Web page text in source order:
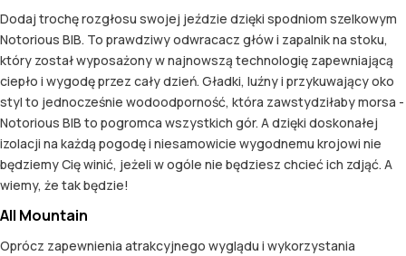
Dodaj trochę rozgłosu swojej jeździe dzięki spodniom szelkowym
Notorious BIB. To prawdziwy odwracacz głów i zapalnik na stoku,
który został wyposażony w najnowszą technologię zapewniającą
ciepło i wygodę przez cały dzień. Gładki, luźny i przykuwający oko
styl to jednocześnie wodoodporność, która zawstydziłaby morsa -
Notorious BIB to pogromca wszystkich gór. A dzięki doskonałej
izolacji na każdą pogodę i niesamowicie wygodnemu krojowi nie
będziemy Cię winić, jeżeli w ogóle nie będziesz chcieć ich zdjąć. A
wiemy, że tak będzie!
All Mountain
Oprócz zapewnienia atrakcyjnego wyglądu i wykorzystania